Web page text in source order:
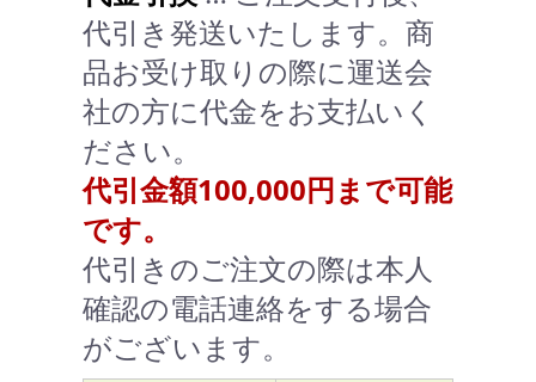
代引き発送いたします。商
品お受け取りの際に運送会
社の方に代金をお支払いく
ださい。
代引金額100,000円まで可能
です。
代引きのご注文の際は本人
確認の電話連絡をする場合
がございます。